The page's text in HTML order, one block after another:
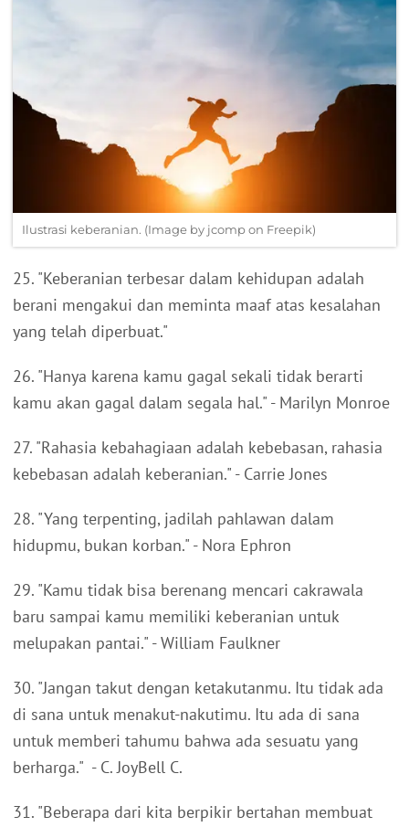
Ilustrasi keberanian. (Image by jcomp on Freepik)
25. "Keberanian terbesar dalam kehidupan adalah
berani mengakui dan meminta maaf atas kesalahan
yang telah diperbuat."
26. "Hanya karena kamu gagal sekali tidak berarti
kamu akan gagal dalam segala hal." - Marilyn Monroe
27. "Rahasia kebahagiaan adalah kebebasan, rahasia
kebebasan adalah keberanian." - Carrie Jones
28. "Yang terpenting, jadilah pahlawan dalam
hidupmu, bukan korban." - Nora Ephron
29. "Kamu tidak bisa berenang mencari cakrawala
baru sampai kamu memiliki keberanian untuk
melupakan pantai." - William Faulkner
30. "Jangan takut dengan ketakutanmu. Itu tidak ada
di sana untuk menakut-nakutimu. Itu ada di sana
untuk memberi tahumu bahwa ada sesuatu yang
berharga." - C. JoyBell C.
31. "Beberapa dari kita berpikir bertahan membuat